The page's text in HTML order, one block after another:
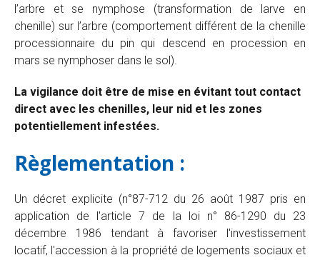
l’arbre et se nymphose (transformation de larve en
chenille) sur l’arbre (comportement différent de la chenille
processionnaire du pin qui descend en procession en
mars se nymphoser dans le sol).
La vigilance doit être de mise en évitant tout contact
direct avec les chenilles, leur nid et les zones
potentiellement infestées.
Règlementation :
Un décret explicite (n°87-712 du 26 août 1987 pris en
application de l'article 7 de la loi n° 86-1290 du 23
décembre 1986 tendant à favoriser l'investissement
locatif, l'accession à la propriété de logements sociaux et